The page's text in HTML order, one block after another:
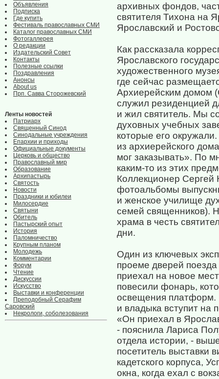
Объявления
Подписка
Где купить
Фестиваль православных СМИ
Каталог православных СМИ
Фотогаллерея
О редакции
Издательский Совет
Контакты
Полезные ссылки
Поздравления
Анонсы
About us
Прп. Савва Сторожевский
Ленты новостей
Патриарх
Священный Синод
Синодальные учреждения
Епархии и приходы
Официальные документы
Церковь и общество
Православный мир
Образование
Архипастырь
Святость
Новости
Праздники и юбилеи
Милосердие
Святыни
Обитель
Пастырский опыт
История
Паломничество
Крупным планом
Молодежь
Комментарии
Форум
Чтение
Дискуссии
Искусство
Выставки и конференции
Преподобный Серафим
Саровский
Некрологи, соболезования
архивных фондов,
святителя Тихона на
Ярославский и
Как рассказала
Ярославского
художественного
где сейчас
Архиерейским домом
служил резиденцией
и жил святитель. Мы
духовных учебных
которые его
из архиерейского
мог заказывать». По
каким-то из этих
Коллекционер
фотоальбомы
и женское училище
семей священников).
храма в честь
дни.
Один из ключевых
проеме дверей поезда
приехал на новое
повесили фонарь,
освещения платформ.
и владыка вступит на
«Он приехал в
- пояснила Лариса
отдела истории, -
посетитель выставки
кадетского корпуса,
окна, когда ехал с